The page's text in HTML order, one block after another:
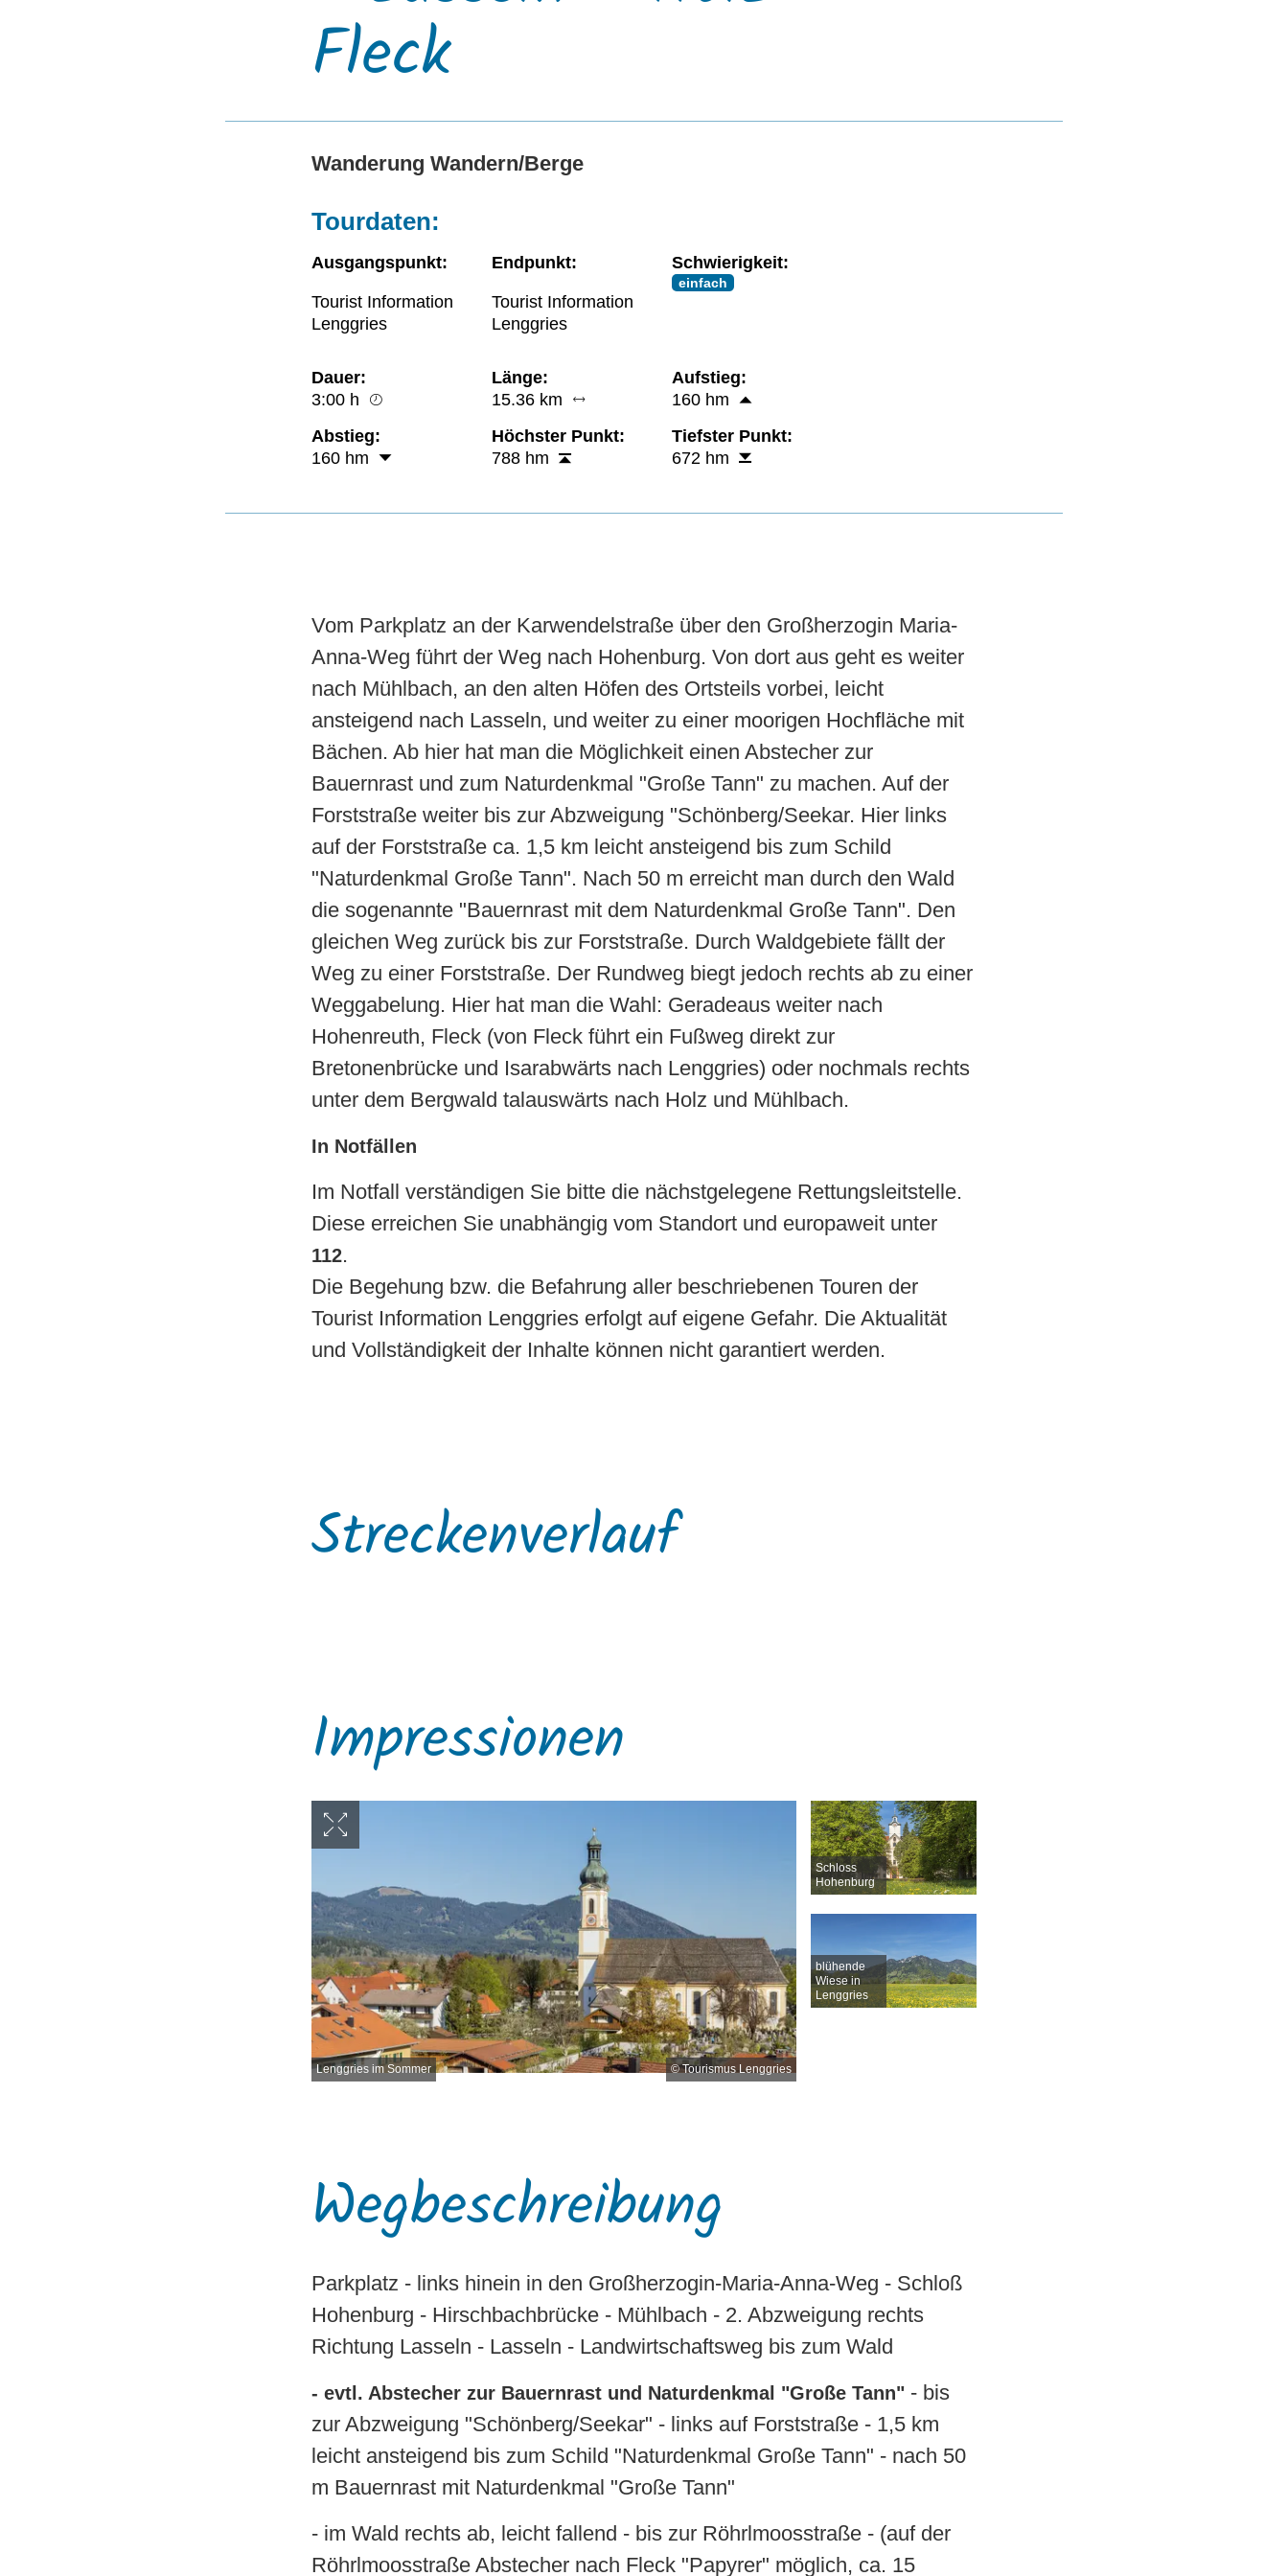
Fleck
Wanderung Wandern/Berge
Tourdaten:
Ausgangspunkt:
Tourist Information
Lenggries
Endpunkt:
Tourist Information
Lenggries
Schwierigkeit:
einfach
Dauer:
3:00 h
Länge:
15.36 km
Aufstieg:
160 hm
Abstieg:
160 hm
Höchster Punkt:
788 hm
Tiefster Punkt:
672 hm
Vom Parkplatz an der Karwendelstraße über den Großherzogin Maria-
Anna-Weg führt der Weg nach Hohenburg. Von dort aus geht es weiter
nach Mühlbach, an den alten Höfen des Ortsteils vorbei, leicht
ansteigend nach Lasseln, und weiter zu einer moorigen Hochfläche mit
Bächen. Ab hier hat man die Möglichkeit einen Abstecher zur
Bauernrast und zum Naturdenkmal "Große Tann" zu machen. Auf der
Forststraße weiter bis zur Abzweigung "Schönberg/Seekar. Hier links
auf der Forststraße ca. 1,5 km leicht ansteigend bis zum Schild
"Naturdenkmal Große Tann". Nach 50 m erreicht man durch den Wald
die sogenannte "Bauernrast mit dem Naturdenkmal Große Tann". Den
gleichen Weg zurück bis zur Forststraße. Durch Waldgebiete fällt der
Weg zu einer Forststraße. Der Rundweg biegt jedoch rechts ab zu einer
Weggabelung. Hier hat man die Wahl: Geradeaus weiter nach
Hohenreuth, Fleck (von Fleck führt ein Fußweg direkt zur
Bretonenbrücke und Isarabwärts nach Lenggries) oder nochmals rechts
unter dem Bergwald talauswärts nach Holz und Mühlbach.
In Notfällen
Im Notfall verständigen Sie bitte die nächstgelegene Rettungsleitstelle.
Diese erreichen Sie unabhängig vom Standort und europaweit unter
112.
Die Begehung bzw. die Befahrung aller beschriebenen Touren der
Tourist Information Lenggries erfolgt auf eigene Gefahr. Die Aktualität
und Vollständigkeit der Inhalte können nicht garantiert werden.
Streckenverlauf
Impressionen
© Tourismus Lenggries
Lenggries im Sommer
Schloss
Hohenburg
blühende
Wiese in
Lenggries
Wegbeschreibung
Parkplatz - links hinein in den Großherzogin-Maria-Anna-Weg - Schloß
Hohenburg - Hirschbachbrücke - Mühlbach - 2. Abzweigung rechts
Richtung Lasseln - Lasseln - Landwirtschaftsweg bis zum Wald
- evtl. Abstecher zur Bauernrast und Naturdenkmal "Große Tann"- bis
zur Abzweigung "Schönberg/Seekar" - links auf Forststraße - 1,5 km
leicht ansteigend bis zum Schild "Naturdenkmal Große Tann" - nach 50
m Bauernrast mit Naturdenkmal "Große Tann"
- im Wald rechts ab, leicht fallend - bis zur Röhrlmoosstraße - (auf der
Röhrlmoosstraße Abstecher nach Fleck "Papyrer" möglich, ca. 15